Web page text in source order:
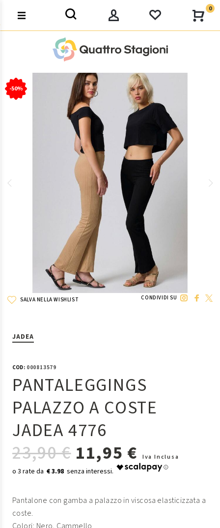
0
-50%
SALVA NELLA WISHLIST CONDIVIDI SU
JADEA
COD:000813579
PANTALEGGINGS
PALAZZO A COSTE
JADEA 4776
23,90 € 11,95 € Iva Inclusa
€ 3.98
Pantalone con gamba a palazzo in viscosa elasticizzata a
coste.